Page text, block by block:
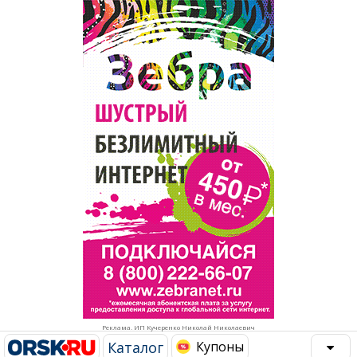
Реклама. ИП Кучеренко Николай Николаевич
Каталог Купоны
Рестораны, кафе, бары
Развлечения и отдых
Спорт Фитнес
Недвижимость
Красота Косметология
Торговля
Бизнес и финансы
Юристы, Экспертиза, Страхование
Ремонт
Социальные организации
Это интересно
Администрация
Популярное →